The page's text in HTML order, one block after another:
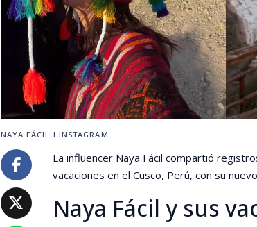
NAYA FÁCIL I INSTAGRAM
La influencer Naya Fácil compartió
vacaciones en el Cusco, Perú, con su
Naya Fácil y sus